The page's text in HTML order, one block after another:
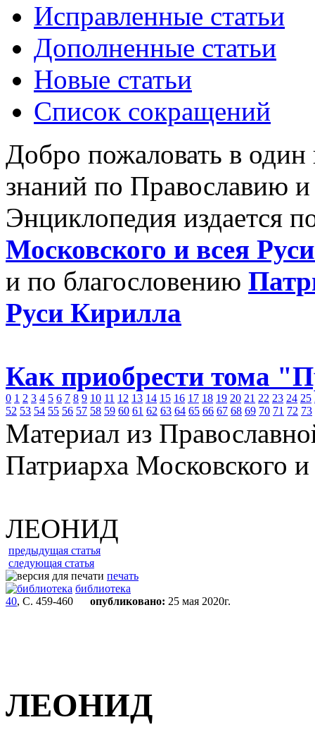
Исправленные статьи
Дополненные статьи
Новые статьи
Список сокращений
Добро пожаловать в
знаний по Православию
Энциклопедия издается
Московского и всея
и по благословению
Руси Кирилла
Как приобрести тома
0 1 2 3 4 5 6 7 8 9 10 11 12 13 14 15 16 17 18 19 20 21 22 23 24 25
52 53 54 55 56 57 58 59 60 61 62 63 64 65 66 67 68 69 70 71 72 73
Материал из
Патриарха Московского
ЛЕОНИД
предыдущая статья
следующая статья
печать
библиотека
40, С. 459-460 опубликовано: 25 мая 2020г.
ЛЕОНИД